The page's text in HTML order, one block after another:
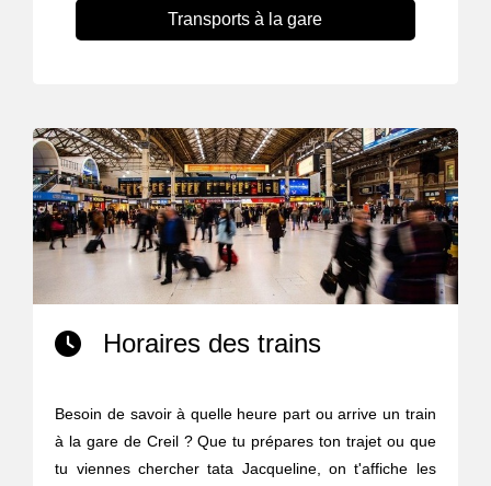
Transports à la gare
Horaires des trains
Besoin de savoir à quelle heure part ou arrive un train
à la gare de Creil ? Que tu prépares ton trajet ou que
tu viennes chercher tata Jacqueline, on t'affiche les